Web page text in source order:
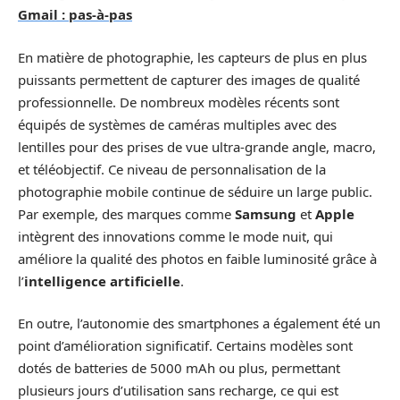
Gmail : pas-à-pas
En matière de photographie, les capteurs de plus en plus
puissants permettent de capturer des images de qualité
professionnelle. De nombreux modèles récents sont
équipés de systèmes de caméras multiples avec des
lentilles pour des prises de vue ultra-grande angle, macro,
et téléobjectif. Ce niveau de personnalisation de la
photographie mobile continue de séduire un large public.
Par exemple, des marques comme Samsung et Apple
intègrent des innovations comme le mode nuit, qui
améliore la qualité des photos en faible luminosité grâce à
l’intelligence artificielle.
En outre, l’autonomie des smartphones a également été un
point d’amélioration significatif. Certains modèles sont
dotés de batteries de 5000 mAh ou plus, permettant
plusieurs jours d’utilisation sans recharge, ce qui est